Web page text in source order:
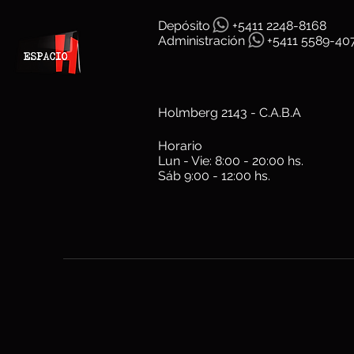
Depósito
+5411 2248-8168
Administración
+5411 5589-
Holmberg 2143 - C.A.B.A
Horario
Lun - Vie: 8:00 - 20:00 hs.
Sáb 9:00 - 12:00 hs.